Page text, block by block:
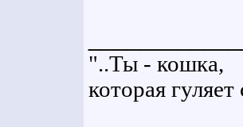
"..Ты - кошка,
которая